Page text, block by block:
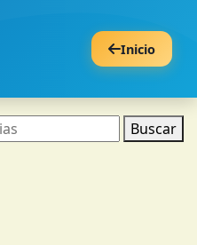
Inicio
Buscar